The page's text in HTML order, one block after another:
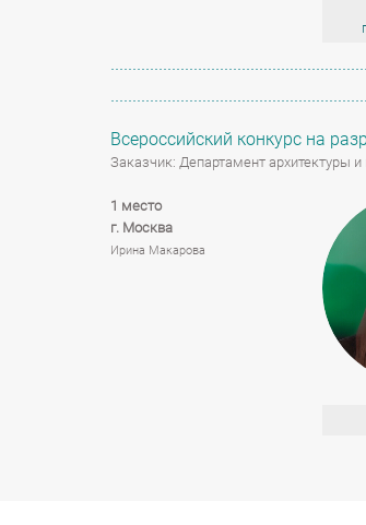
Всероссийский конкурс на
Заказчик: Департамент архитектуры
1 место
г. Москва
Ирина Макарова